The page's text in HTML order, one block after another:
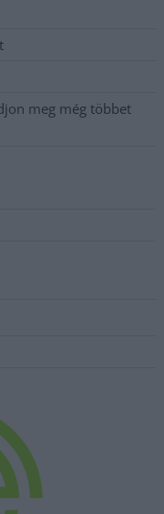
meg még többet